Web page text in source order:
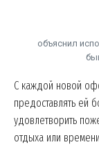
объяснил
С каждой новой
предоставлять ей
удовлетворить
отдыха или